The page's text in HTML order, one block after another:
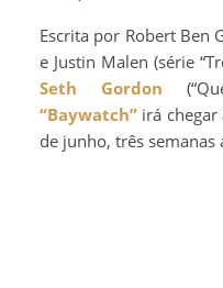
Escrita por Robert Ben
e Justin Malen (série
Seth Gordon
“Baywatch” irá
de junho, três semanas